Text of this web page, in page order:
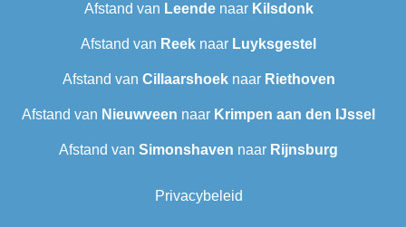
Afstand van Leendenaar Kilsdonk
Afstand van Reek naar Luyksgestel
Afstand van Cillaarshoeknaar Riethoven
Afstand van Nieuwveen naar Krimpen aan den IJssel
Afstand van Simonshaven naar Rijnsburg
Privacybeleid